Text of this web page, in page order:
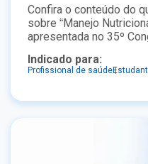
Confira o conteúdo do
sobre “Manejo
apresentada no 35º
Indicado para:
Profissional de saúde